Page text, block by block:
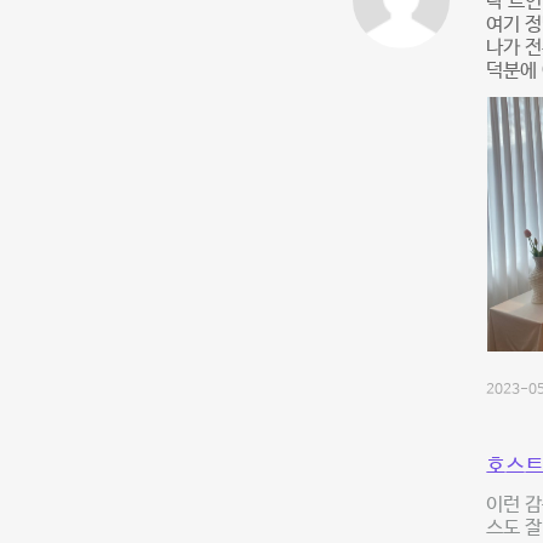
여기
나가
덕분
2023-
호스
이런
스도